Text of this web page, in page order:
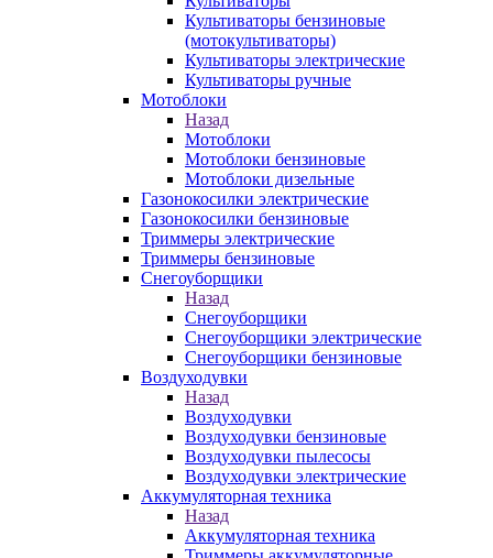
Культиваторы бензиновые
(мотокультиваторы)
Культиваторы электрические
Культиваторы ручные
Мотоблоки
Назад
Мотоблоки
Мотоблоки бензиновые
Мотоблоки дизельные
Газонокосилки электрические
Газонокосилки бензиновые
Триммеры электрические
Триммеры бензиновые
Снегоуборщики
Назад
Снегоуборщики
Снегоуборщики электрические
Снегоуборщики бензиновые
Воздуходувки
Назад
Воздуходувки
Воздуходувки бензиновые
Воздуходувки пылесосы
Воздуходувки электрические
Аккумуляторная техника
Назад
Аккумуляторная техника